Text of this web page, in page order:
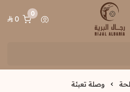
رجال البرية
0
0
وصلة تعبئة